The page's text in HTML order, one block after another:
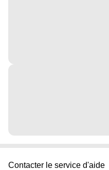
Contacter le service d'aide